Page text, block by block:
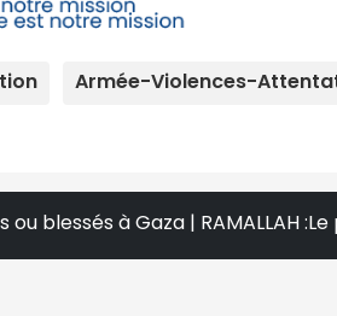
Armée-Violences-
à Gaza | RAMALLAH :Le